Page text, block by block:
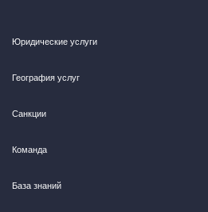
Юридические услуги
География услуг
Санкции
Команда
База знаний